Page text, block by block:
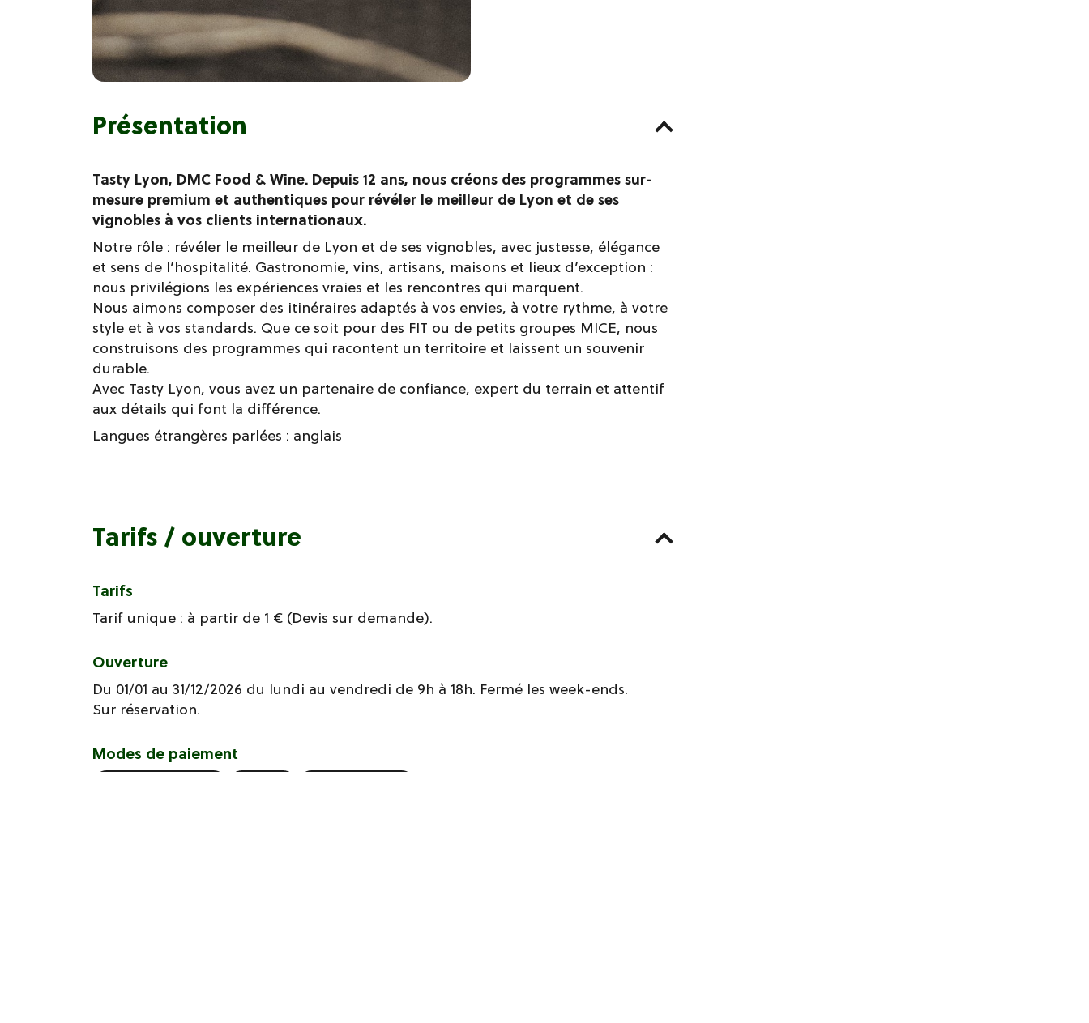
Présentation
Tasty Lyon, DMC Food & Wine. Depuis 12 ans, nous créons des programmes sur-
mesure premium et authentiques pour révéler le meilleur de Lyon et de ses
vignobles à vos clients internationaux.
Notre rôle : révéler le meilleur de Lyon et de ses vignobles, avec justesse, élégance
et sens de l’hospitalité. Gastronomie, vins, artisans, maisons et lieux d’exception :
nous privilégions les expériences vraies et les rencontres qui marquent.
Nous aimons composer des itinéraires adaptés à vos envies, à votre rythme, à votre
style et à vos standards. Que ce soit pour des FIT ou de petits groupes MICE, nous
construisons des programmes qui racontent un territoire et laissent un souvenir
durable.
Avec Tasty Lyon, vous avez un partenaire de confiance, expert du terrain et attentif
aux détails qui font la différence.
Langues étrangères parlées : anglais
Tarifs / ouverture
Tarifs
Tarif unique : à partir de 1 € (Devis sur demande).
Ouverture
Du 01/01 au 31/12/2026 du lundi au vendredi de 9h à 18h. Fermé les week-ends.
Sur réservation.
Modes de paiement